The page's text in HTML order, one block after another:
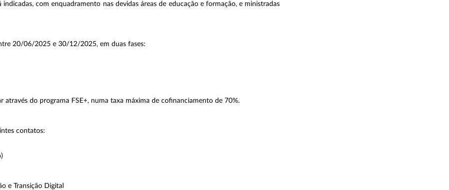
com enquadramento nas devidas áreas de educação e formação, e ministradas
20/06/2025 e 30/12/2025, em duas fases:
do programa FSE+, numa taxa máxima de cofinanciamento de 70%.
contatos:
e Transição Digital